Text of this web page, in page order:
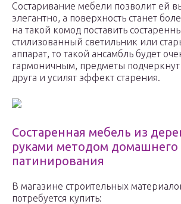
Состаривание мебели позволит ей
элегантно, а поверхность станет
на такой комод поставить
стилизованный светильник или
аппарат, то такой ансамбль будет
гармоничным, предметы подчеркнут
друга и усилят эффект старения.
Состаренная мебель из
руками методом домашнего
патинирования
В магазине строительных
потребуется купить: